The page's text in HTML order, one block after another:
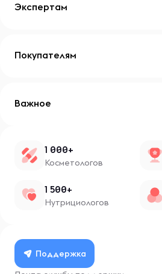
Экспертам
Покупателям
Важное
1 000+
Косметологов
1 500+
Нутрициологов
Поддержка